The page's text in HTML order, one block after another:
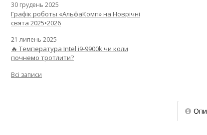
30 грудень 2025
Графік роботы «АльфаКомп» на Новрічні
свята 2025•2026
21 липень 2025
🔥 Температура Intel i9-9900k чи коли
почнемо тротлити?
Всі записи